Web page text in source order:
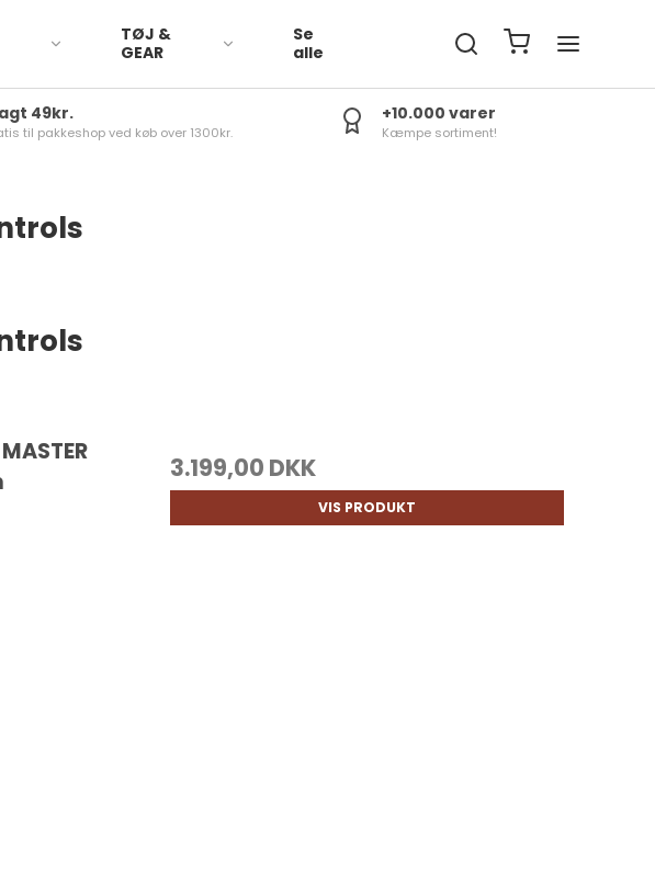
TØJ &
GEAR
Se
alle
49kr.
til pakkeshop ved køb over 1300kr.
+10.000 varer
Kæmpe sortiment!
3.199,00 DKK
VIS PRODUKT